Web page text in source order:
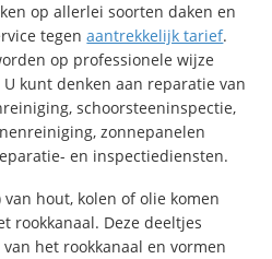
op allerlei soorten daken en
tegenaantrekkelijk tarief.
op professionele wijze
kunt denken aan reparatie van
schoorsteeninspectie,
zonnepanelen
en inspectiediensten.
hout, kolen of olie komen
rookkanaal. Deze deeltjes
het rookkanaal en vormen